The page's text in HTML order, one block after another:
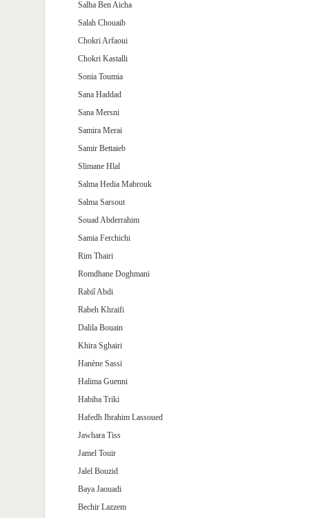
Salha Ben Aicha
Salah Chouaib
Chokri Arfaoui
Chokri Kastalli
Sonia Toumia
Sana Haddad
Sana Mersni
Samira Merai
Samir Bettaieb
Slimane Hlal
Salma Hedia Mabrouk
Salma Sarsout
Souad Abderrahim
Samia Ferchichi
Rim Thairi
Romdhane Doghmani
Rabiî Abdi
Rabeh Khraifi
Dalila Bouain
Khira Sghairi
Hanène Sassi
Halima Guenni
Habiba Triki
Hafedh Ibrahim Lassoued
Jawhara Tiss
Jamel Touir
Jalel Bouzid
Baya Jaouadi
Bechir Lazzem